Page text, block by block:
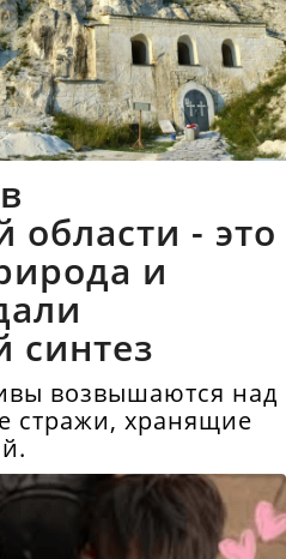
области - это
и
синтез
возвышаются над
стражи, хранящие